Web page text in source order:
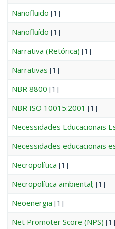
Nanofluido [1]
Nanofluído [1]
Narrativa (Retórica) [1]
Narrativas [1]
NBR 8800 [1]
NBR ISO 10015:2001 [1]
Necessidades Educacionais
Necessidades educacionais
Necropolítica [1]
Necropolítica ambiental; [1]
Neoenergia [1]
Net Promoter Score (NPS) [1]